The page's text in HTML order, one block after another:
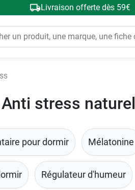
Livraison offerte dès 59€
Anti stress naturel
pour dormir Mélatonine
Régulateur d'humeur